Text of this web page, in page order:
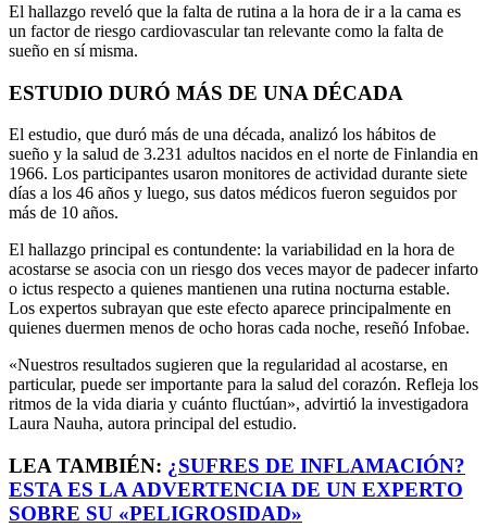
El hallazgo reveló que la falta de rutina a la hora de ir a la cama es
un factor de riesgo cardiovascular tan relevante como la falta de
sueño en sí misma.
ESTUDIO DURÓ MÁS DE UNA DÉCADA
El estudio, que duró más de una década, analizó los hábitos de
sueño y la salud de 3.231 adultos nacidos en el norte de Finlandia en
1966. Los participantes usaron monitores de actividad durante siete
días a los 46 años y luego, sus datos médicos fueron seguidos por
más de 10 años.
El hallazgo principal es contundente: la variabilidad en la hora de
acostarse se asocia con un riesgo dos veces mayor de padecer infarto
o ictus respecto a quienes mantienen una rutina nocturna estable.
Los expertos subrayan que este efecto aparece principalmente en
quienes duermen menos de ocho horas cada noche, reseñó Infobae.
«Nuestros resultados sugieren que la regularidad al acostarse, en
particular, puede ser importante para la salud del corazón. Refleja los
ritmos de la vida diaria y cuánto fluctúan», advirtió la investigadora
Laura Nauha, autora principal del estudio.
LEA TAMBIÉN: ¿SUFRES DE INFLAMACIÓN?
ESTA ES LA ADVERTENCIA DE UN EXPERTO
SOBRE SU «PELIGROSIDAD»